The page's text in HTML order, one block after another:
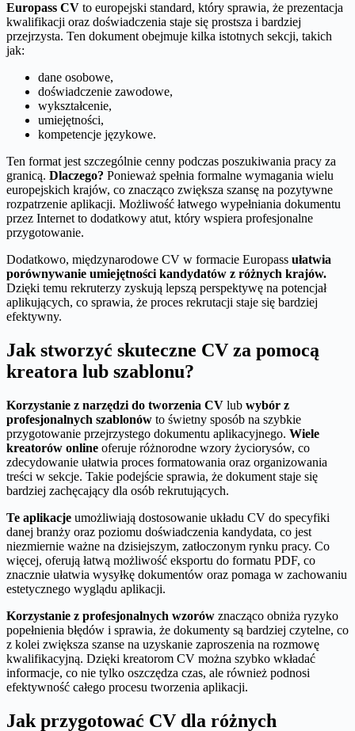
Europass CV to europejski standard, który sprawia, że prezentacja
kwalifikacji oraz doświadczenia staje się prostsza i bardziej
przejrzysta. Ten dokument obejmuje kilka istotnych sekcji, takich
jak:
dane osobowe,
doświadczenie zawodowe,
wykształcenie,
umiejętności,
kompetencje językowe.
Ten format jest szczególnie cenny podczas poszukiwania pracy za
granicą. Dlaczego? Ponieważ spełnia formalne wymagania wielu
europejskich krajów, co znacząco zwiększa szansę na pozytywne
rozpatrzenie aplikacji. Możliwość łatwego wypełniania dokumentu
przez Internet to dodatkowy atut, który wspiera profesjonalne
przygotowanie.
Dodatkowo, międzynarodowe CV w formacie Europass ułatwia
porównywanie umiejętności kandydatów z różnych krajów.
Dzięki temu rekruterzy zyskują lepszą perspektywę na potencjał
aplikujących, co sprawia, że proces rekrutacji staje się bardziej
efektywny.
Jak stworzyć skuteczne CV za pomocą
kreatora lub szablonu?
Korzystanie z narzędzi do tworzenia CV lub wybór z
profesjonalnych szablonów to świetny sposób na szybkie
przygotowanie przejrzystego dokumentu aplikacyjnego. Wiele
kreatorów online oferuje różnorodne wzory życiorysów, co
zdecydowanie ułatwia proces formatowania oraz organizowania
treści w sekcje. Takie podejście sprawia, że dokument staje się
bardziej zachęcający dla osób rekrutujących.
Te aplikacje umożliwiają dostosowanie układu CV do specyfiki
danej branży oraz poziomu doświadczenia kandydata, co jest
niezmiernie ważne na dzisiejszym, zatłoczonym rynku pracy. Co
więcej, oferują łatwą możliwość eksportu do formatu PDF, co
znacznie ułatwia wysyłkę dokumentów oraz pomaga w zachowaniu
estetycznego wyglądu aplikacji.
Korzystanie z profesjonalnych wzorów znacząco obniża ryzyko
popełnienia błędów i sprawia, że dokumenty są bardziej czytelne, co
z kolei zwiększa szanse na uzyskanie zaproszenia na rozmowę
kwalifikacyjną. Dzięki kreatorom CV można szybko wkładać
informacje, co nie tylko oszczędza czas, ale również podnosi
efektywność całego procesu tworzenia aplikacji.
Jak przygotować CV dla różnych